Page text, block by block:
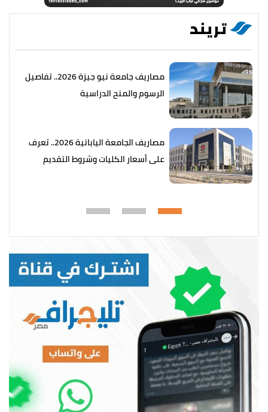
تريند
مصاريف جامعة نيو جيزة 2026.. تفاصيل
الرسوم والمنح الدراسية
مصاريف الجامعة اليابانية 2026.. تعرف
على أسعار الكليات وشروط التقديم